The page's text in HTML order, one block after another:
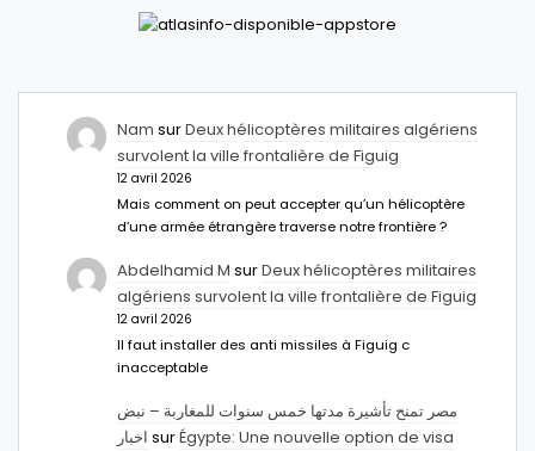
Nam surDeux hélicoptères militaires algériens
survolent la ville frontalière de Figuig
12 avril 2026
Mais comment on peut accepter qu’un hélicoptère
d’une armée étrangère traverse notre frontière ?
Abdelhamid M surDeux hélicoptères militaires
algériens survolent la ville frontalière de Figuig
12 avril 2026
Il faut installer des anti missiles à Figuig c
inacceptable
مصر تمنح تأشيرة مدتها خمس سنوات للمغاربة – نبض
اخبار surÉgypte: Une nouvelle option de visa